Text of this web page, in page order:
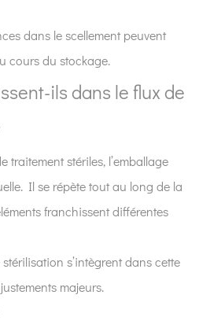
dans le scellement peuvent
cours du stockage.
ils dans le flux de
traitement stériles, l’emballage
Il se répète tout au long de la
franchissent différentes
s’intègrent dans cette
majeurs.